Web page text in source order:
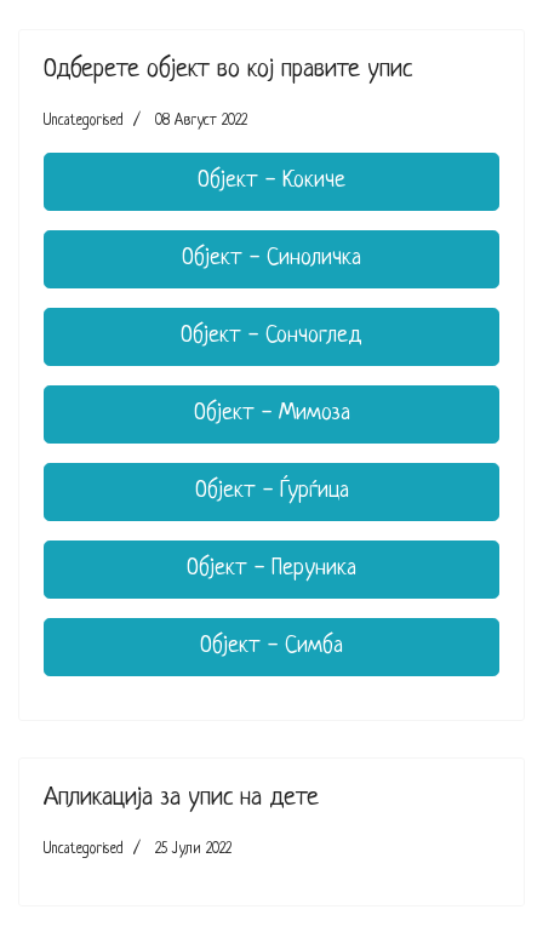
Одберете објект во кој правите упис
Uncategorised 08 Август 2022
Објект - Кокиче
Објект - Синоличка
Објект - Сончоглед
Објект - Мимоза
Објект - Ѓурѓица
Објект - Перуника
Објект - Симба
Апликација за упис на дете
Uncategorised 25 Јули 2022